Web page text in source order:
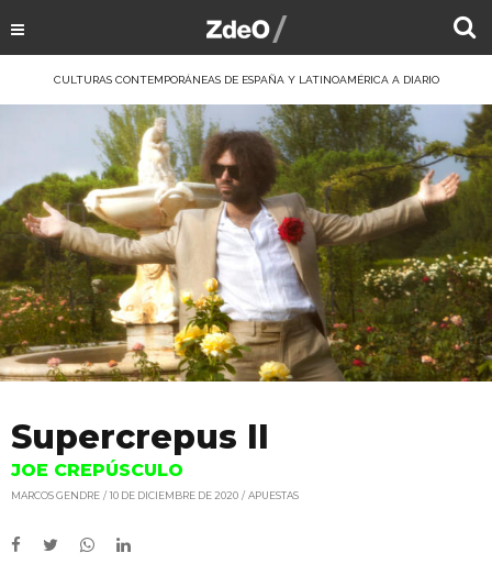
CULTURAS CONTEMPORÁNEAS DE ESPAÑA Y LATINOAMÉRICA A DIARIO
Supercrepus II
JOE CREPÚSCULO
MARCOS GENDRE 10 DE DICIEMBRE DE 2020 APUESTAS